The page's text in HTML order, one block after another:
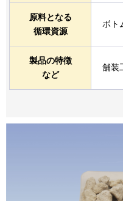
原料となる
循環資源
ボト
製品の特徴
など
舗装